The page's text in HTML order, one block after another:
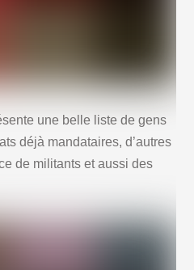
une belle liste de gens
déjà mandataires, d’autres
de militants et aussi des